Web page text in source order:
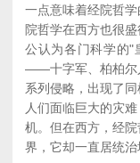
一点意味着经院哲
院哲学在西方也很
公认为各门科学的"
――十字军、柏柏尔
系列侵略，出现了
人们面临巨大的灾
机。但在西方，经
界，它却一直居统治